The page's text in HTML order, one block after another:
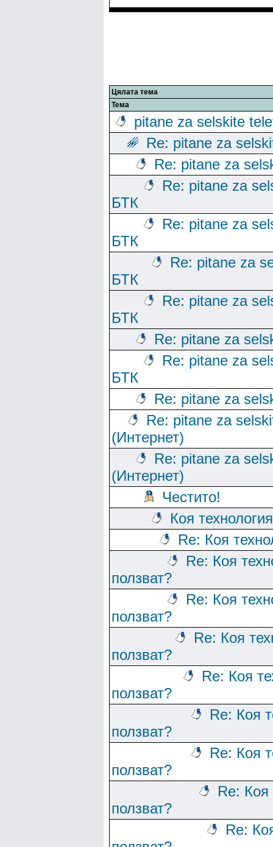
Цялата тема
Тема
pitane za selskite
Re: pitane za
Re: pitane za
Re: pitane za
БТК
Re: pitane za
БТК
Re: pitane za
БТК
Re: pitane za
БТК
Re: pitane za
Re: pitane za
БТК
Re: pitane za
Re: pitane za
(Интернет)
Re: pitane za
(Интернет)
Честито!
Коя
Re: Коя
Re: Коя
ползват?
Re: Коя
ползват?
Re: Коя
ползват?
Re: Коя
ползват?
Re: Коя
ползват?
Re: Коя
ползват?
Re: Коя
ползват?
Re: